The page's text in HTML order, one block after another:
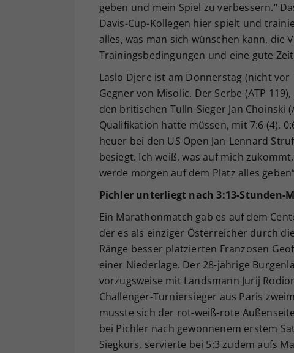
geben und mein Spiel zu verbessern.“
Davis-Cup-Kollegen hier spielt und
alles, was man sich wünschen kann,
Trainingsbedingungen und eine gute
Laslo Djere ist am Donnerstag (nicht
Gegner von Misolic. Der Serbe (ATP
den britischen Tulln-Sieger Jan Choinski
Qualifikation hatte müssen, mit 7:6 (4),
heuer bei den US Open Jan-Lennard
besiegt. Ich weiß, was auf mich
werde morgen auf dem Platz alles
Pichler unterliegt nach 3:13-Stunden-
Ein Marathonmatch gab es auf dem
der es als einziger Österreicher durch
Ränge besser platzierten Franzosen
einer Niederlage. Der 28-jährige
vorzugsweise mit Landsmann Jurij
Challenger-Turniersieger aus Paris
musste sich der rot-weiß-rote
bei Pichler nach gewonnenem erstem
Siegkurs, servierte bei 5:3 zudem aufs